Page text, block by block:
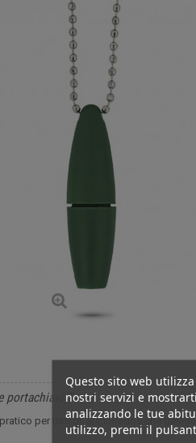
Questo sito web
nostri servizi e
analizzando le tue
utilizzo, premi il
portachiavi Twist
per tutti gli aficionados che